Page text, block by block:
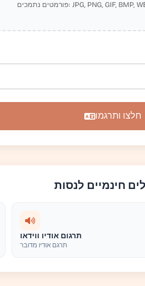
חלצו ותרגמו
חינמיים לנסות
תרגום אודיו ווידאו
תרגם אודיו מדובר